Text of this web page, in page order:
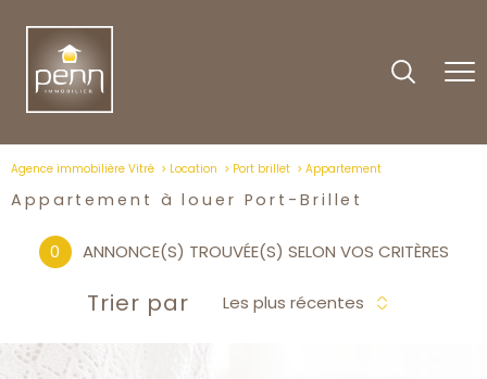
Agence immobilière Vitré Location Port brillet Appartement
Appartement à louer Port-Brillet
0 ANNONCE(S) TROUVÉE(S) SELON VOS CRITÈRES
Trier par Les plus récentes